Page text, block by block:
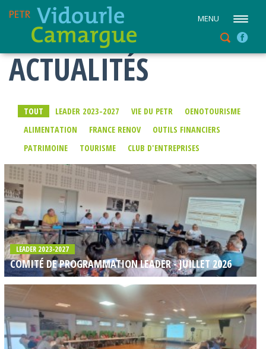
MENU
ACTUALITÉS
TOUT LEADER 2023-2027 VIE DU PETR
OENOTOURISME
ALIMENTATION
FRANCE RENOV
OUTILS FINANCIERS
PATRIMOINE
TOURISME CLUB D'ENTREPRISES
LEADER 2023-2027
COMITÉ DE PROGRAMMATION LEADER - JUILLET 2026